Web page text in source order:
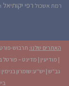
רמת אשכול רפי יקותיאל
האתרים שלנו: תרבוש-
| מודיעין | מדינט – פורטל
גב"ש | יש''ע:שומרון בנימין